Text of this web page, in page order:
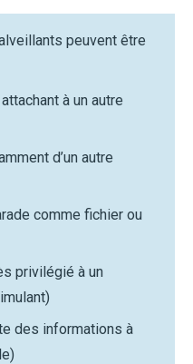
peuvent être
à un autre
d’un autre
comme fichier ou
privilégié à un
des informations à